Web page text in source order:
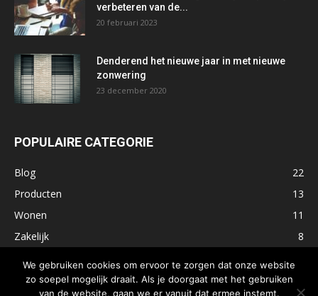
verbeteren van de...
20 februari 2023
Denderend het nieuwe jaar in met nieuwe
zonwering
23 december 2020
POPULAIRE CATEGORIE
Blog
22
Producten
13
Wonen
11
Zakelijk
8
We gebruiken cookies om ervoor te zorgen dat onze website
zo soepel mogelijk draait. Als je doorgaat met het gebruiken
van de website, gaan we er vanuit dat ermee instemt.